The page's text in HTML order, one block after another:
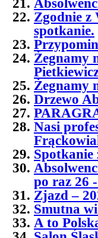
Zgodnie z
spotkanie.
Żegnamy
Żegnamy
Drzewo
Nasi
Spotkanie
po raz 26
Zjazd –
Smutna
A to